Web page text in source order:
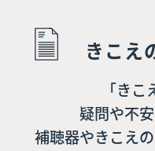
きこえ
「き
疑問や不
補聴器やきこえ